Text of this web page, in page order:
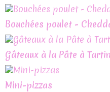
Bouchées poulet -
Gâteaux à la Pâte à
Mini-pizzas